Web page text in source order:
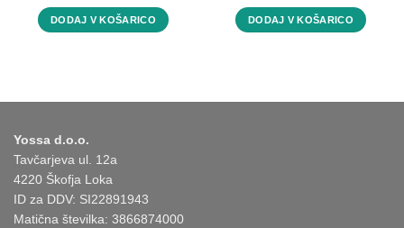
DODAJ V KOŠARICO DODAJ V KOŠARICO
Yossa d.o.o.
Tavčarjeva ul. 12a
4220 Škofja Loka
ID za DDV: SI22891943
Matična številka: 3866874000